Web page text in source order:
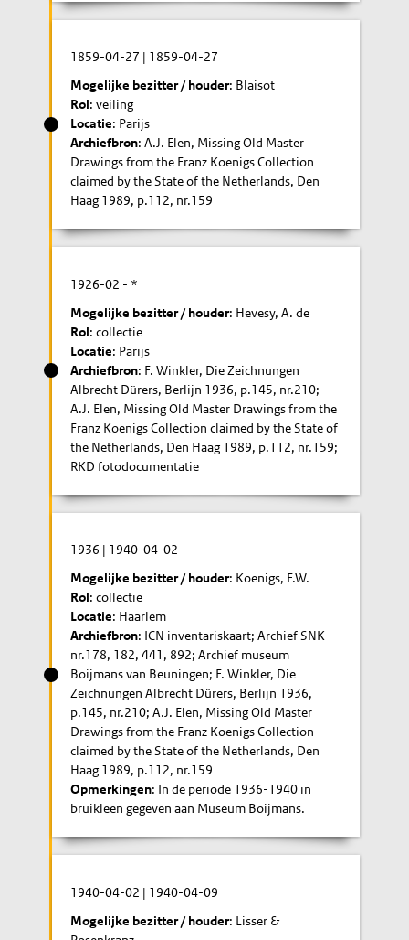
1859-04-27 | 1859-04-27
Mogelijke bezitter / houder: Blaisot
Rol: veiling
Locatie: Parijs
Archiefbron: A.J. Elen, Missing Old Master
Drawings from the Franz Koenigs Collection
claimed by the State of the Netherlands, Den
Haag 1989, p.112, nr.159
1926-02 - *
Mogelijke bezitter / houder: Hevesy, A. de
Rol: collectie
Locatie: Parijs
Archiefbron: F. Winkler, Die Zeichnungen
Albrecht Dürers, Berlijn 1936, p.145, nr.210;
A.J. Elen, Missing Old Master Drawings from the
Franz Koenigs Collection claimed by the State of
the Netherlands, Den Haag 1989, p.112, nr.159;
RKD fotodocumentatie
1936 | 1940-04-02
Mogelijke bezitter / houder: Koenigs, F.W.
Rol: collectie
Locatie: Haarlem
Archiefbron: ICN inventariskaart; Archief SNK
nr.178, 182, 441, 892; Archief museum
Boijmans van Beuningen; F. Winkler, Die
Zeichnungen Albrecht Dürers, Berlijn 1936,
p.145, nr.210; A.J. Elen, Missing Old Master
Drawings from the Franz Koenigs Collection
claimed by the State of the Netherlands, Den
Haag 1989, p.112, nr.159
Opmerkingen: In de periode 1936-1940 in
bruikleen gegeven aan Museum Boijmans.
1940-04-02 | 1940-04-09
Mogelijke bezitter / houder: Lisser &